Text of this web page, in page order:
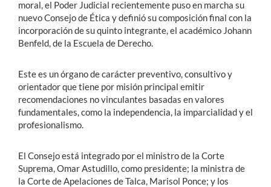
moral, el Poder Judicial recientemente puso en marcha su
nuevo Consejo de Ética y definió su composición final con la
incorporación de su quinto integrante, el académico Johann
Benfeld, de la Escuela de Derecho.
Este es un órgano de carácter preventivo, consultivo y
orientador que tiene por misión principal emitir
recomendaciones no vinculantes basadas en valores
fundamentales, como la independencia, la imparcialidad y el
profesionalismo.
El Consejo está integrado por el ministro de la Corte
Suprema, Omar Astudillo, como presidente; la ministra de
la Corte de Apelaciones de Talca, Marisol Ponce; y los